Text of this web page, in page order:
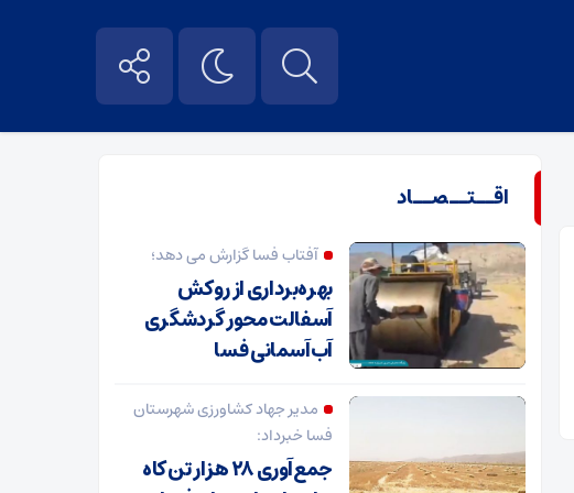
اقــتــصــاد
آفتاب فسا گزارش می دهد؛
بهره‌برداری از روکش
آسفالت محور گردشگری
آب‌آسمانی فسا
مدیر جهاد کشاورزی شهرستان
فسا خبرداد:
جمع‌آوری ۲۸ هزار تن کاه